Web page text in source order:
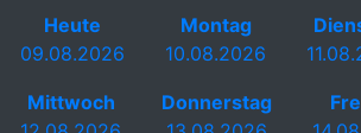
Heute
09.08.2026
Montag
10.08.2026
Mittwoch
Donnerstag